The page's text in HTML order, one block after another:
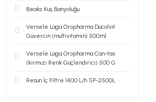
Beaks Kuş Banyoluğu
Versele Laga Oropharma Ducolvit
Güvercin (multivitamin) 500ml
Versele Laga Oropharma Can-tax
(kırmızı Renk Güçlendirici) 500 G
Resun İç Filtre 1400 L/h SP-2500L